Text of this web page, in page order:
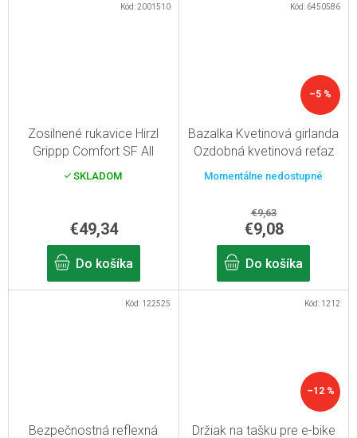
Zosilnené rukavice Hirzl
Grippp Comfort SF All
Black 6/XS
SKLADOM
€49,34
Do košíka
Kód:2001510
–5 %
Bazalka Kvetinová girlanda
Ozdobná kvetinová reťaz
Ružová fuchsiová
Momentálne nedostupné
€9,63
€9,08
Do košíka
Kód: 6450586
Bezpečnostná reflexná
Kód: 122525
–12 %
Držiak na tašku pre e-bike
Kód: 1212